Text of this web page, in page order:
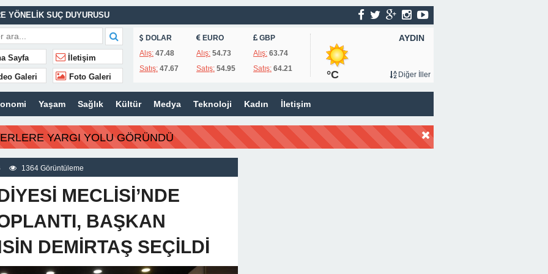
YÖNELİK SUÇ DUYURUSU
EFE İBRİKOĞLU’NUN ADI VERİLDİ
UNUTULMADI
Sayfa İletişim
Galeri Foto Galeri
DOLAR
Alış: 47.48
Satış: 47.67
EURO
Alış:54.73
Satış:54.95
GBP
Alış:63.74
Satış:64.21
AYDIN
°C Diğer İller
Yaşam Sağlık Kültür Medya Teknoloji Kadın İletişim
YARGI YOLU GÖRÜNDÜ
1364 Görüntüleme
MECLİSİ’NDE
BAŞKAN
DEMİRTAŞ SEÇİLDİ